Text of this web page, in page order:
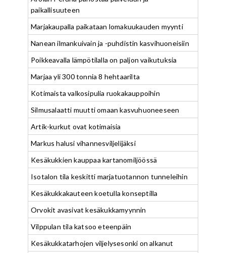
paikallisuuteen
Marjakaupalla paikataan lomakuukauden myynti
Nanean ilmankuivain ja -puhdistin kasvihuoneisiin
Poikkeavalla lämpötilalla on paljon vaikutuksia
Marjaa yli 300 tonnia 8 hehtaarilta
Kotimaista valkosipulia ruokakauppoihin
Silmusalaatti muutti omaan kasvuhuoneeseen
Artik-kurkut ovat kotimaisia
Markus halusi vihannesviljelijäksi
Kesäkukkien kauppaa kartanomiljöössä
Isotalon tila keskitti marjatuotannon tunneleihin
Kesäkukkakauteen koetulla konseptilla
Orvokit avasivat kesäkukkamyynnin
Vilppulan tila katsoo eteenpäin
Kesäkukkatarhojen viljelysesonki on alkanut